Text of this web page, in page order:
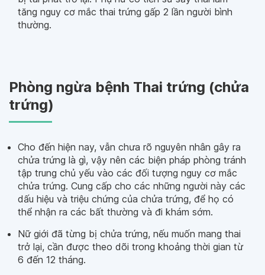
tăng nguy cơ mắc thai trứng gấp 2 lần người bình
thường.
Phòng ngừa bệnh Thai trứng (chửa
trứng)
Cho đến hiện nay, vẫn chưa rõ nguyên nhân gây ra
chửa trứng là gì, vậy nên các biện pháp phòng tránh
tập trung chủ yếu vào các đối tượng nguy cơ mắc
chửa trứng. Cung cấp cho các những người này các
dấu hiệu và triệu chứng của chửa trứng, để họ có
thể nhận ra các bất thường và đi khám sớm.
Nữ giới đã từng bị chửa trứng, nếu muốn mang thai
trở lại, cần được theo dõi trong khoảng thời gian từ
6 đến 12 tháng.